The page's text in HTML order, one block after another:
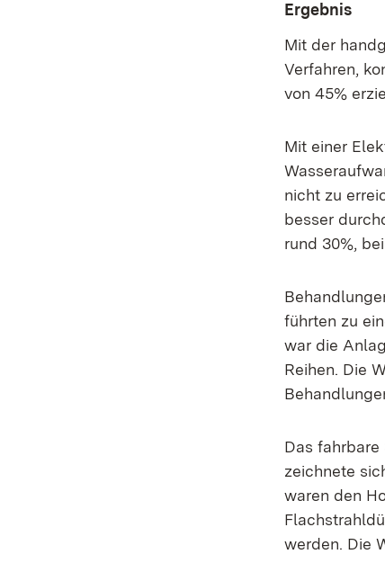
Ergebnis
Mit der
Verfahren,
von 45%
Mit einer
nicht zu
besser
rund 30%,
führten zu
war die
Reihen. Die
Das fahrbare
zeichnete
waren den
werden. Die